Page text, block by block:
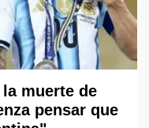
muerte de
pensar que